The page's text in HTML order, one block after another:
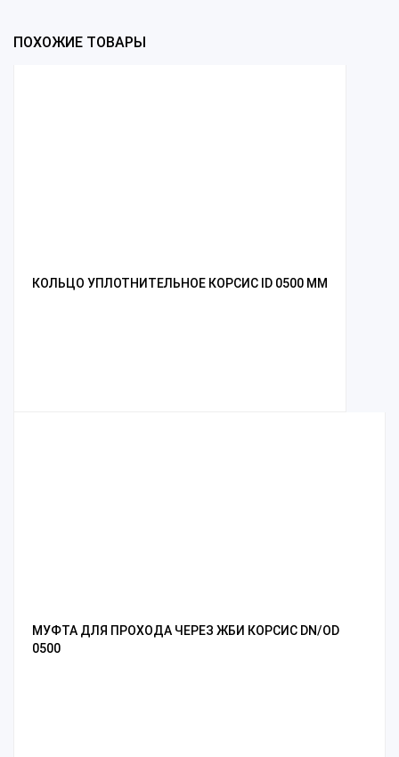
ПОХОЖИЕ ТОВАРЫ
КОЛЬЦО УПЛОТНИТЕЛЬНОЕ КОРСИС ID 0500 ММ
МУФТА ДЛЯ ПРОХОДА ЧЕРЕЗ ЖБИ КОРСИС DN/OD
0500